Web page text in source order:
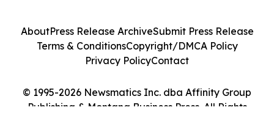
© 1995-2026 Newsmatics Inc. dba Affinity Group
Publishing & Montana Business Press. All Rights
AboutPress Release ArchiveSubmit Press Release
Terms & ConditionsCopyright/DMCA Policy
Privacy PolicyContact